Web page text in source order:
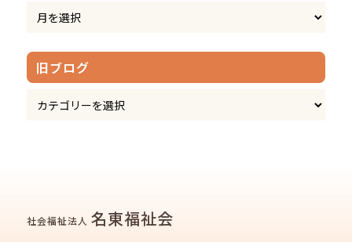
旧ブログ
社会福祉法人 名東福祉会